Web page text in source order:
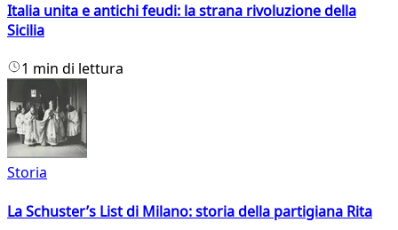
Italia unita e antichi feudi: la strana rivoluzione della
Sicilia
1 min di lettura
Storia
La Schuster’s List di Milano: storia della partigiana Rita